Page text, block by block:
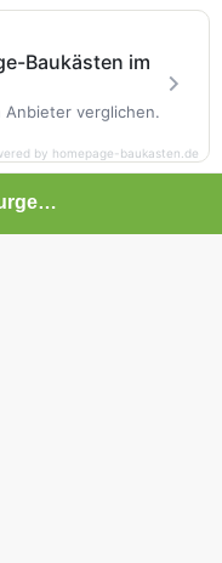
Schlösser und Burgen in Baden-Württemberg
Baukästen im
verglichen.
by homepage-baukasten.de